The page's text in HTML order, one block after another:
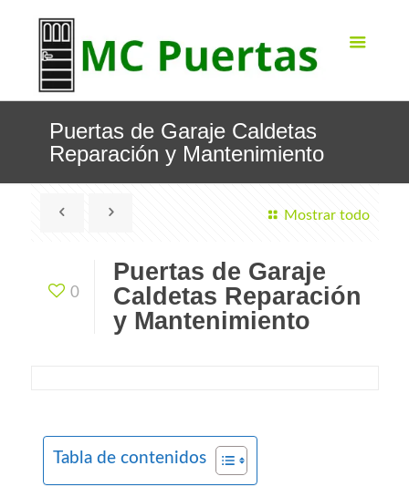
Puertas de Garaje Caldetas
Reparación y Mantenimiento
Mostrar todo
0
Puertas de Garaje
Caldetas Reparación
y Mantenimiento
Tabla de contenidos